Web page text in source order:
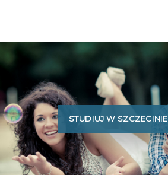
STUDIUJ W SZCZECINIE